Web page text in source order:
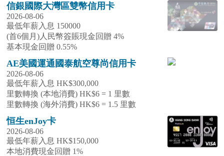
信銀國際大灣區雙幣信用卡
2026-08-06
最低年薪入息 150000
(首6個月)人民幣簽賬現金回贈 4%
基本現金回贈 0.55%
AE美國運通國泰航空尊尚信用卡
2026-08-06
最低年薪入息 HK$300,000
里數轉換 (本地消費) HK$6 = 1 里數
里數轉換 (海外消費) HK$6 = 1.5 里數
恒生enJoy卡
2026-08-06
最低年薪入息 HK$150,000
本地消費現金回贈 1%